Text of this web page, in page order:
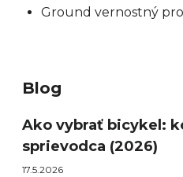
Ground vernostný
Blog
Ako vybrať bicykel:
sprievodca (2026)
17.5.2026